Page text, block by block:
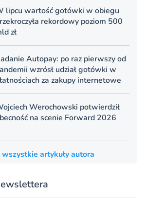
lipcu wartość gotówki w obiegu
rekordowy poziom 500
zł
Autopay: po raz pierwszy od
wzrósł udział gotówki w
za zakupy internetowe
Werochowski potwierdził
na scenie Forward 2026
wszystkie artykuły autora